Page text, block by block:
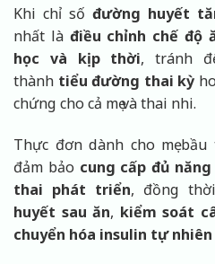
Khi chỉ số đường huyết
nhất là điều chỉnh chế độ
học và kịp thời, tránh
thành tiểu đường thai kỳ
chứng cho cả mẹ và thai nhi.
Thực đơn dành cho mẹ
đảm bảo cung cấp đủ
thai phát triển, đồng thời
huyết sau ăn, kiểm soát
chuyển hóa insulin tự